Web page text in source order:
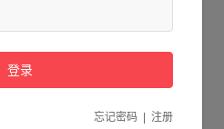
登录
忘记密码 注册